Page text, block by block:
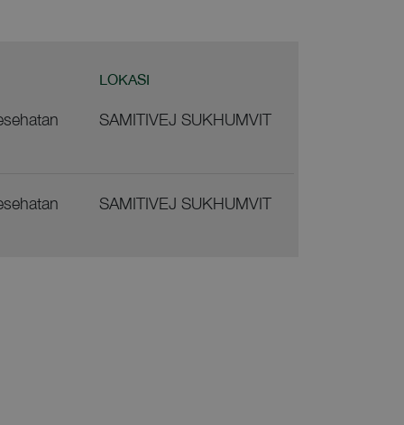
LOKASI
SAMITIVEJ SUKHUMVIT
SAMITIVEJ SUKHUMVIT